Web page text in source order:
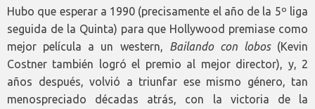
Hubo que esperar a 1990 (precisamente el año de la 5º liga
seguida de la Quinta) para que Hollywood premiase como
mejor película a un western, Bailando con lobos(Kevin
Costner también logró el premio al mejor director), y, 2
años después, volvió a triunfar ese mismo género, tan
menospreciado décadas atrás, con la victoria de la